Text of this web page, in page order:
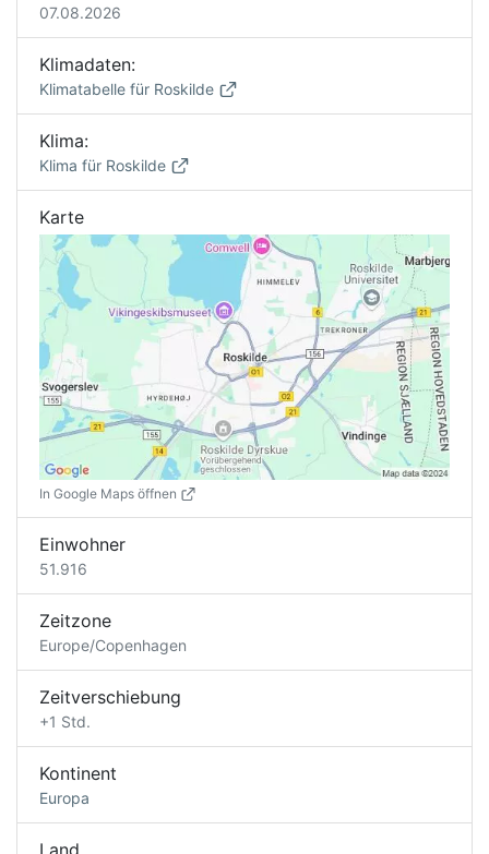
07.08.2026
Klimadaten:
Klimatabelle für Roskilde
Klima:
Klima für Roskilde
Karte
In Google Maps öffnen
Einwohner
51.916
Zeitzone
Europe/Copenhagen
Zeitverschiebung
+1 Std.
Kontinent
Europa